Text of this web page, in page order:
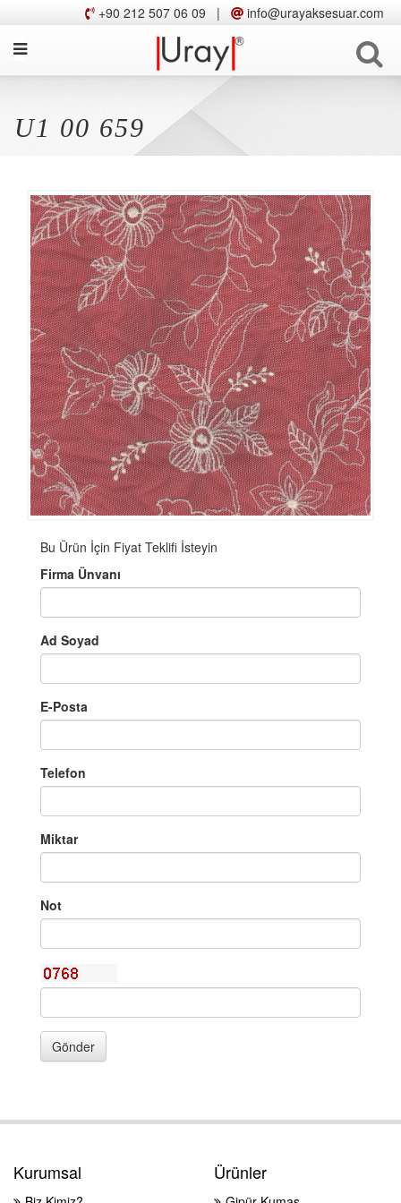
+90 212 507 06 09 | info@urayaksesuar.com
U1 00 659
Bu Ürün İçin Fiyat Teklifi İsteyin
Firma Ünvanı
Ad Soyad
E-Posta
Telefon
Miktar
Not
Gönder
Kurumsal Ürünler